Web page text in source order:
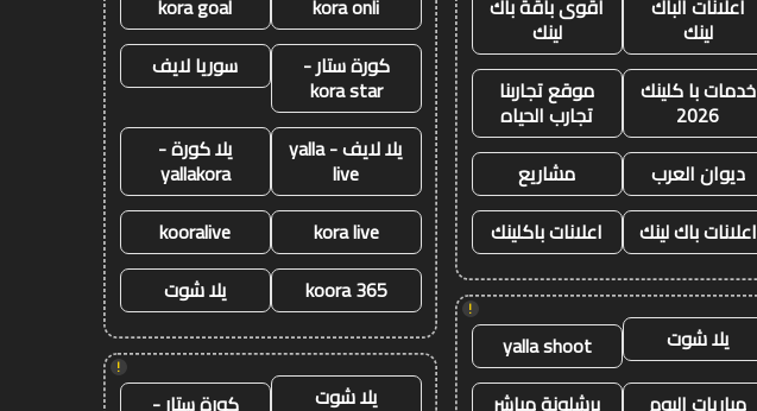
اعلانات الباك
لينك
أقوى باقة باك
لينك
خدمات با كلينك
2026
موقع تجاربنا
تجارب الحياه
ديوان العرب
مشاريع
اعلانات باك لينك
اعلانات باكلينك
!
يلا شوت
yalla shoot
مباريات اليوم
برشلونة مباشر
kora onli
kora goal
كورة ستار -
kora star
سوريا لايف
يلا لايف - yalla
live
يلا كورة -
yallakora
kora live
kooralive
koora 365
يلا شوت
!
يلا شوت كورة ستار -